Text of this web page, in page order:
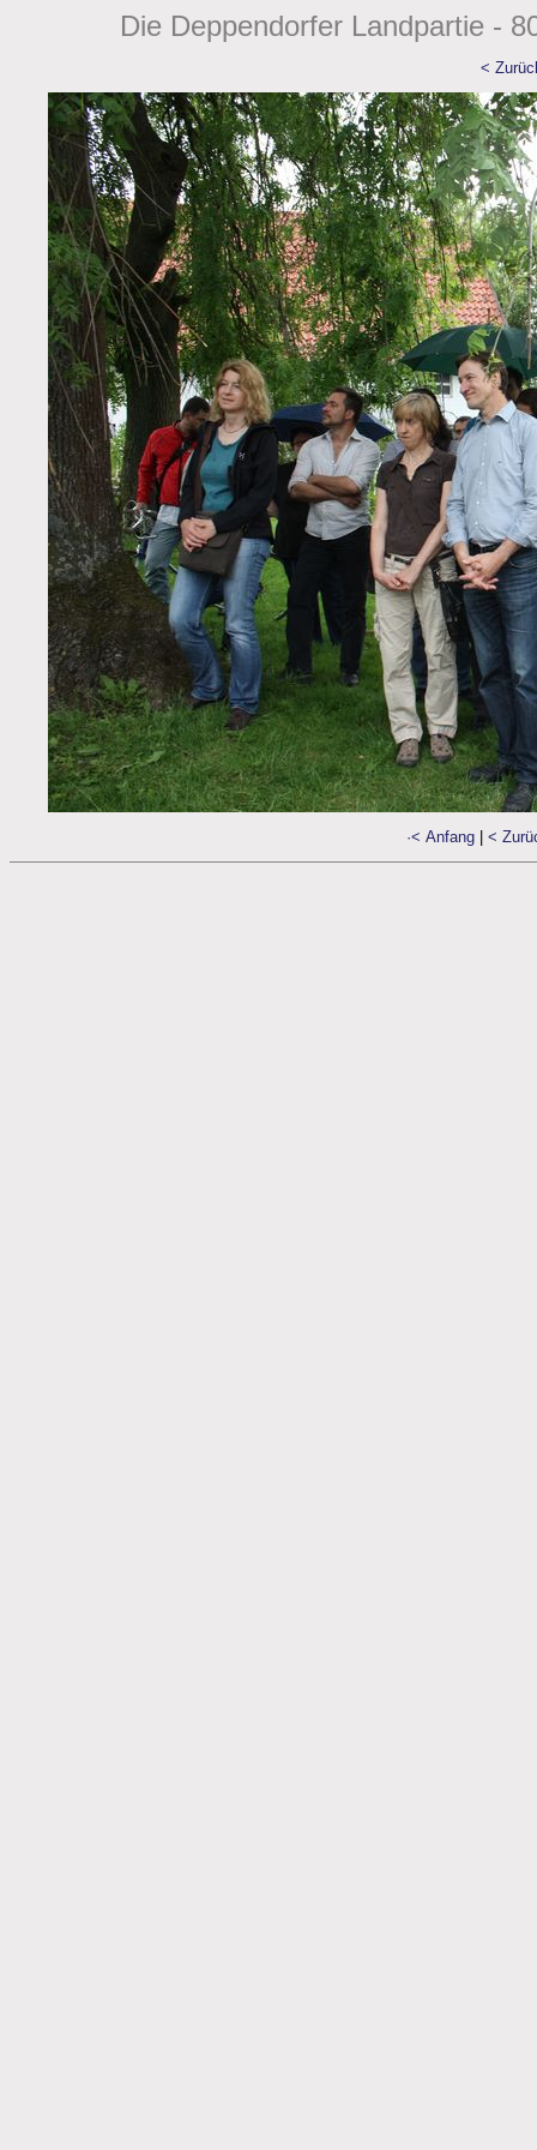
Die Deppendorfer Landpartie -
<
·< Anfang| <